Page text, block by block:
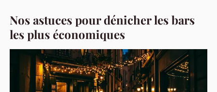
Nos astuces pour dénicher les bars
les plus économiques